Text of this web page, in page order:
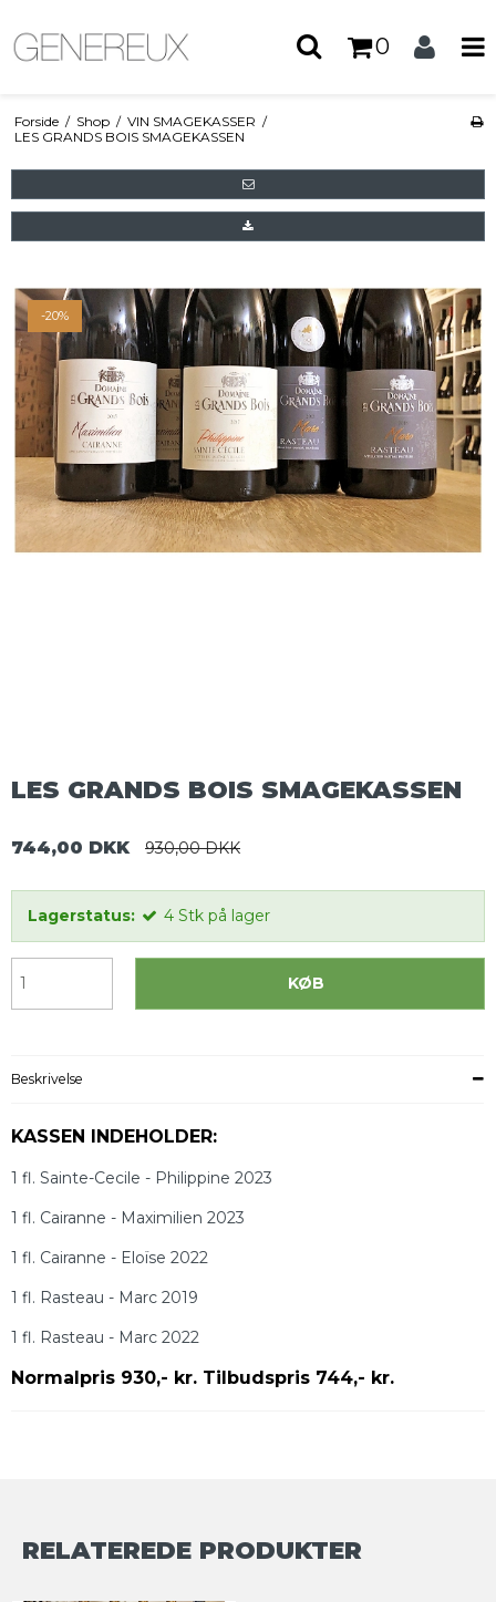
0
Forside / Shop / VIN SMAGEKASSER /
LES GRANDS BOIS SMAGEKASSEN
-20%
LES GRANDS BOIS SMAGEKASSEN
744,00 DKK 930,00 DKK
Lagerstatus: 4 Stk på lager
KØB
Beskrivelse
KASSEN INDEHOLDER:
1 fl. Sainte-Cecile - Philippine 2023
1 fl. Cairanne - Maximilien 2023
1 fl. Cairanne - Eloïse 2022
1 fl. Rasteau - Marc 2019
1 fl. Rasteau - Marc 2022
Normalpris 930,- kr. Tilbudspris 744,- kr.
RELATEREDE PRODUKTER